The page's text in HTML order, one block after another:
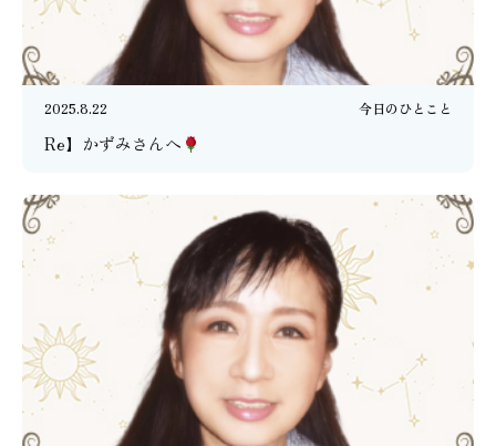
2025.8.22 今日のひとこと
Re】かずみさんへ